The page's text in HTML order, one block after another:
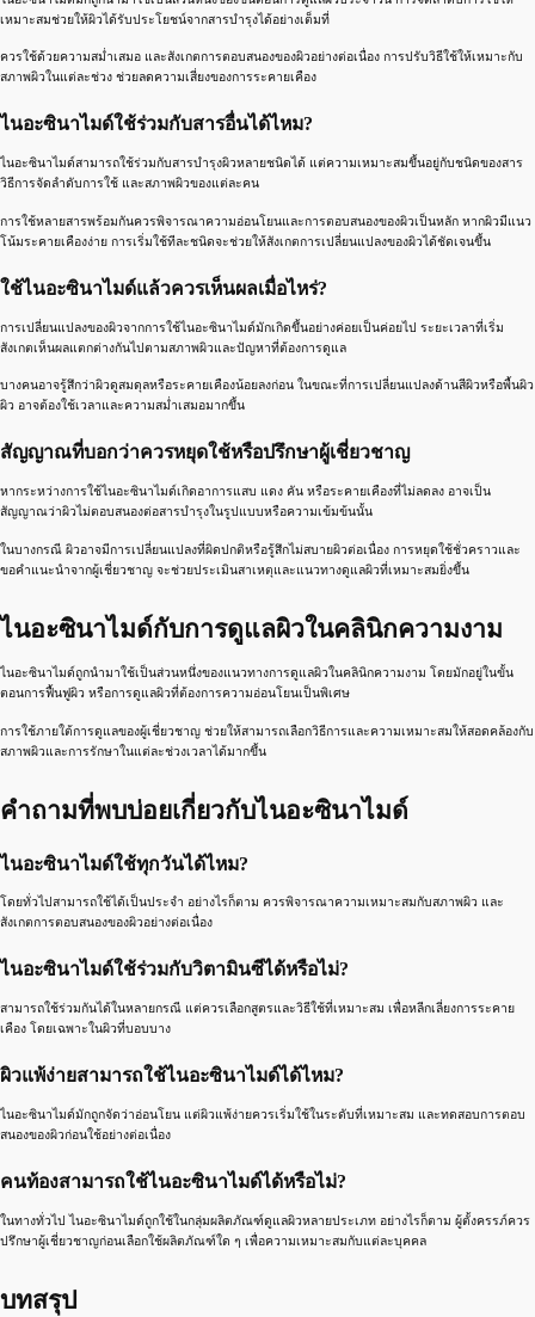
เหมาะสมช่วยให้ผิวได้รับประโยชน์จากสารบำรุงได้อย่างเต็มที่
ควรใช้ด้วยความสม่ำเสมอ และสังเกตการตอบสนองของผิวอย่างต่อเนื่อง การปรับวิธีใช้ให้เหมาะกับ
สภาพผิวในแต่ละช่วง ช่วยลดความเสี่ยงของการระคายเคือง
ไนอะซินาไมด์ใช้ร่วมกับสารอื่นได้ไหม?
ไนอะซินาไมด์สามารถใช้ร่วมกับสารบำรุงผิวหลายชนิดได้ แต่ความเหมาะสมขึ้นอยู่กับชนิดของสาร
วิธีการจัดลำดับการใช้ และสภาพผิวของแต่ละคน
การใช้หลายสารพร้อมกันควรพิจารณาความอ่อนโยนและการตอบสนองของผิวเป็นหลัก หากผิวมีแนว
โน้มระคายเคืองง่าย การเริ่มใช้ทีละชนิดจะช่วยให้สังเกตการเปลี่ยนแปลงของผิวได้ชัดเจนขึ้น
ใช้ไนอะซินาไมด์แล้วควรเห็นผลเมื่อไหร่?
การเปลี่ยนแปลงของผิวจากการใช้ไนอะซินาไมด์มักเกิดขึ้นอย่างค่อยเป็นค่อยไป ระยะเวลาที่เริ่ม
สังเกตเห็นผลแตกต่างกันไปตามสภาพผิวและปัญหาที่ต้องการดูแล
บางคนอาจรู้สึกว่าผิวดูสมดุลหรือระคายเคืองน้อยลงก่อน ในขณะที่การเปลี่ยนแปลงด้านสีผิวหรือพื้นผิว
ผิว อาจต้องใช้เวลาและความสม่ำเสมอมากขึ้น
สัญญาณที่บอกว่าควรหยุดใช้หรือปรึกษาผู้เชี่ยวชาญ
หากระหว่างการใช้ไนอะซินาไมด์เกิดอาการแสบ แดง คัน หรือระคายเคืองที่ไม่ลดลง อาจเป็น
สัญญาณว่าผิวไม่ตอบสนองต่อสารบำรุงในรูปแบบหรือความเข้มข้นนั้น
ในบางกรณี ผิวอาจมีการเปลี่ยนแปลงที่ผิดปกติหรือรู้สึกไม่สบายผิวต่อเนื่อง การหยุดใช้ชั่วคราวและ
ขอคำแนะนำจากผู้เชี่ยวชาญ จะช่วยประเมินสาเหตุและแนวทางดูแลผิวที่เหมาะสมยิ่งขึ้น
ไนอะซินาไมด์กับการดูแลผิวในคลินิกความงาม
ไนอะซินาไมด์ถูกนำมาใช้เป็นส่วนหนึ่งของแนวทางการดูแลผิวในคลินิกความงาม โดยมักอยู่ในขั้น
ตอนการฟื้นฟูผิว หรือการดูแลผิวที่ต้องการความอ่อนโยนเป็นพิเศษ
การใช้ภายใต้การดูแลของผู้เชี่ยวชาญ ช่วยให้สามารถเลือกวิธีการและความเหมาะสมให้สอดคล้องกับ
สภาพผิวและการรักษาในแต่ละช่วงเวลาได้มากขึ้น
คำถามที่พบบ่อยเกี่ยวกับไนอะซินาไมด์
ไนอะซินาไมด์ใช้ทุกวันได้ไหม?
โดยทั่วไปสามารถใช้ได้เป็นประจำ อย่างไรก็ตาม ควรพิจารณาความเหมาะสมกับสภาพผิว และ
สังเกตการตอบสนองของผิวอย่างต่อเนื่อง
ไนอะซินาไมด์ใช้ร่วมกับวิตามินซีได้หรือไม่?
สามารถใช้ร่วมกันได้ในหลายกรณี แต่ควรเลือกสูตรและวิธีใช้ที่เหมาะสม เพื่อหลีกเลี่ยงการระคาย
เคือง โดยเฉพาะในผิวที่บอบบาง
ผิวแพ้ง่ายสามารถใช้ไนอะซินาไมด์ได้ไหม?
ไนอะซินาไมด์มักถูกจัดว่าอ่อนโยน แต่ผิวแพ้ง่ายควรเริ่มใช้ในระดับที่เหมาะสม และทดสอบการตอบ
สนองของผิวก่อนใช้อย่างต่อเนื่อง
คนท้องสามารถใช้ไนอะซินาไมด์ได้หรือไม่?
ในทางทั่วไป ไนอะซินาไมด์ถูกใช้ในกลุ่มผลิตภัณฑ์ดูแลผิวหลายประเภท อย่างไรก็ตาม ผู้ตั้งครรภ์ควร
ปรึกษาผู้เชี่ยวชาญก่อนเลือกใช้ผลิตภัณฑ์ใด ๆ เพื่อความเหมาะสมกับแต่ละบุคคล
บทสรุป